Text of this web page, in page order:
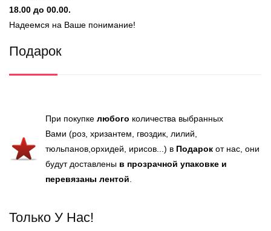
18.00 до 00.00.
Надеемся на Ваше понимание!
Подарок
При покупке любого количества выбранных
Вами (роз, хризантем, гвоздик, лилий,
тюльпанов,орхидей, ирисов...) в Подарок от нас, они
будут доставлены в прозрачной упаковке и
перевязаны лентой
Только У Нас!